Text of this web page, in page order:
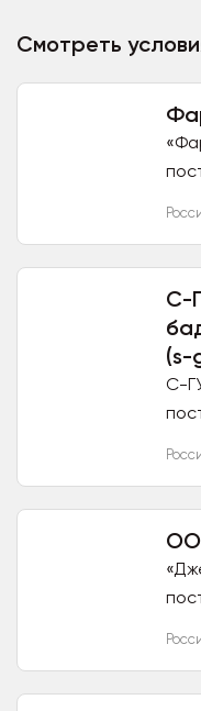
Смотреть
С-
(s-
С-